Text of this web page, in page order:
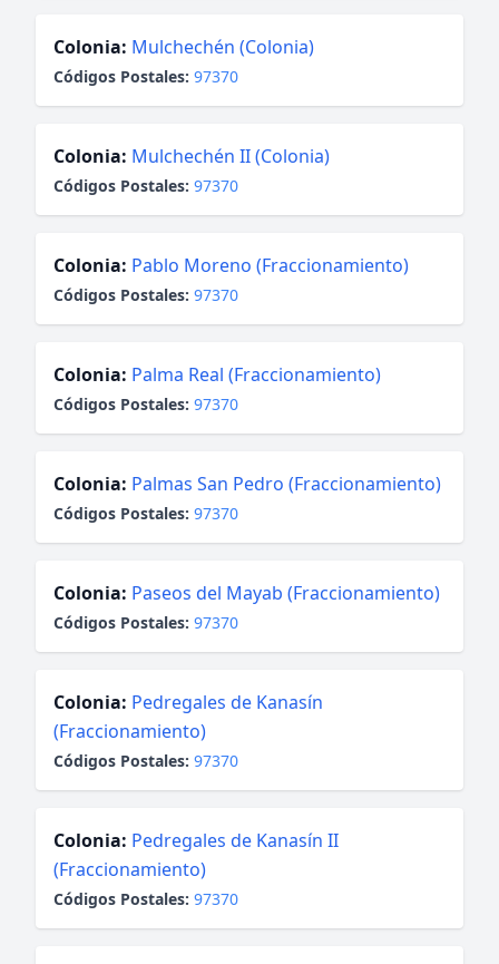
Colonia: Mulchechén (Colonia)
Códigos Postales: 97370
Colonia: Mulchechén II (Colonia)
Códigos Postales: 97370
Colonia: Pablo Moreno (Fraccionamiento)
Códigos Postales: 97370
Colonia: Palma Real (Fraccionamiento)
Códigos Postales: 97370
Colonia: Palmas San Pedro (Fraccionamiento)
Códigos Postales: 97370
Colonia: Paseos del Mayab (Fraccionamiento)
Códigos Postales: 97370
Colonia: Pedregales de Kanasín
(Fraccionamiento)
Códigos Postales: 97370
Colonia: Pedregales de Kanasín II
(Fraccionamiento)
Códigos Postales: 97370